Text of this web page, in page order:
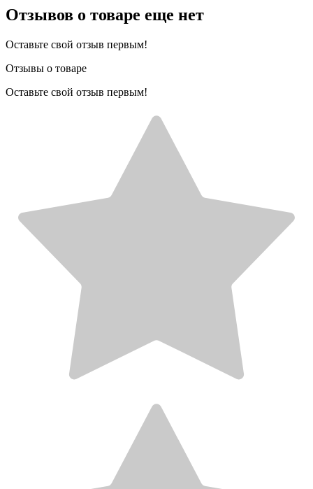
Отзывов о товаре еще нет
Оставьте свой отзыв первым!
Отзывы о товаре
Оставьте свой отзыв первым!